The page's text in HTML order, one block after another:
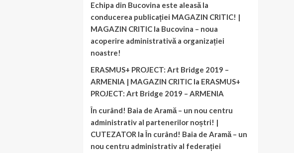
Echipa din Bucovina este aleasă la
conducerea publicației MAGAZIN CRITIC! |
MAGAZIN CRITICla Bucovina – noua
acoperire administrativă a organizației
noastre!
ERASMUS+ PROJECT: Art Bridge 2019 –
ARMENIA | MAGAZIN CRITICla ERASMUS+
PROJECT: Art Bridge 2019 – ARMENIA
În curând! Baia de Aramă – un nou centru
administrativ al partenerilor noștri! |
CUTEZATOR laÎn curând! Baia de Aramă – un
nou centru administrativ al federației